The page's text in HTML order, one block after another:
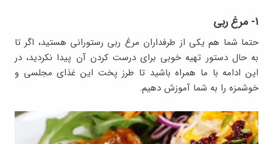
۱- مرغ ربی
حتما شما هم یکی از طرفداران مرغ ربی رستورانی هستید، اگر تا
به حال دستور تهیه خوبی برای درست کردن آن پیدا نکردید، در
این ادامه با ما همراه باشید تا طرز پخت این غذای مجلسی و
خوشمزه را به شما آموزش دهیم.